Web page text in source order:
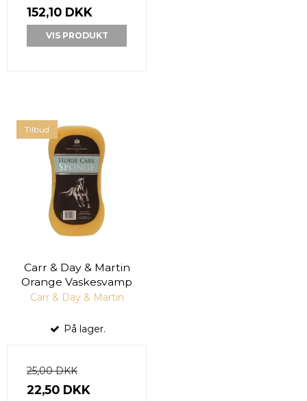
152,10 DKK
VIS PRODUKT
Tilbud
Carr & Day & Martin
Orange Vaskesvamp
Carr & Day & Martin
På lager.
25,00 DKK
22,50 DKK